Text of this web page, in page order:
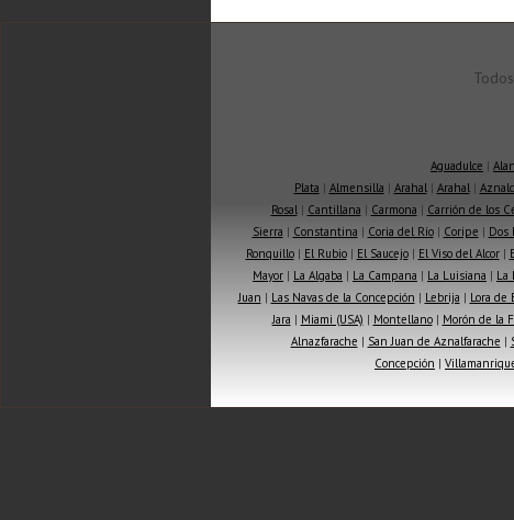
Aguadulce |
Plata | Almensilla | Arahal| Arahal|
Rosal| Cantillana | Carmona | Carrión de los
Sierra | Constantina | Coria del Río| Coripe | Dos
Ronquillo| El Rubio| El Saucejo| El Viso del Alcor|
Mayor | La Algaba | La Campana | La Luisiana | La
Juan | Las Navas de la Concepción | Lebrija | Lora de
Jara | Miami (USA) | Montellano| Morón de la
Alnazfarache | San Juan de Aznalfarache |
Concepción |